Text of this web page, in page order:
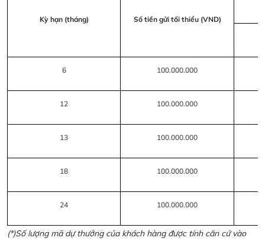
Kỳ hạn (tháng) Số tiền gửi tối thiểu (VND)
6 100.000.000
12 100.000.000
13 100.000.000
18 100.000.000
24 100.000.000
(*)Số lượng mã dự thưởng của khách hàng được tính căn cứ vào